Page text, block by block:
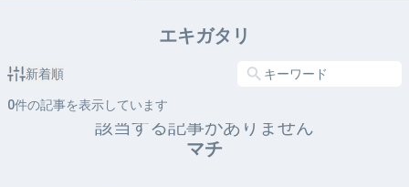
エキガタリ
新着順
0件の記事を表示しています
該当する記事がありません
マチ